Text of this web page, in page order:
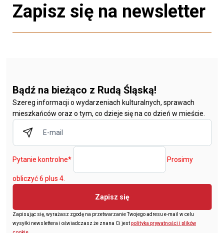
Zapisz się na newsletter
Bądź na bieżąco z Rudą Śląską!
Szereg informacji o wydarzeniach kulturalnych, sprawach
mieszkańców oraz o tym, co dzieje się na co dzień w mieście.
Pytanie kontrolne* Prosimy
obliczyć 6 plus 4.
Zapisz się
Zapisując się, wyrażasz zgodę na przetwarzanie Twojego adresu e-mail w celu
wysyłki newslettera i oświadczasz że znana Ci jestpolityka prywatności i plików